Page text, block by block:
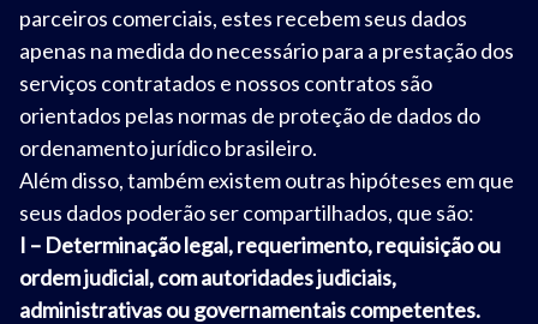
parceiros comerciais, estes recebem seus dados
apenas na medida do necessário para a prestação dos
serviços contratados e nossos contratos são
orientados pelas normas de proteção de dados do
ordenamento jurídico brasileiro.
Além disso, também existem outras hipóteses em que
seus dados poderão ser compartilhados, que são:
I – Determinação legal, requerimento, requisição ou
ordem judicial, com autoridades judiciais,
administrativas ou governamentais competentes.